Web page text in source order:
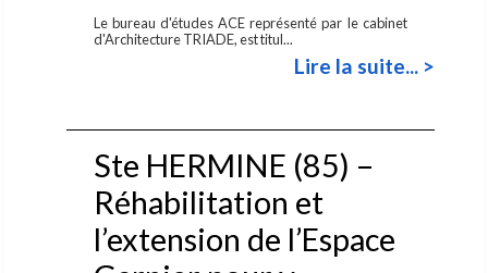
Le bureau d'études ACE représenté par le cabinet
d'Architecture TRIADE, est titul...
Lire la suite... >
Ste HERMINE (85) –
Réhabilitation et
l’extension de l’Espace